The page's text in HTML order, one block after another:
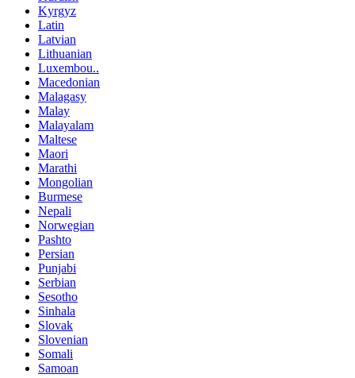
Kyrgyz
Latin
Latvian
Lithuanian
Luxembou..
Macedonian
Malagasy
Malay
Malayalam
Maltese
Maori
Marathi
Mongolian
Burmese
Nepali
Norwegian
Pashto
Persian
Punjabi
Serbian
Sesotho
Sinhala
Slovak
Slovenian
Somali
Samoan